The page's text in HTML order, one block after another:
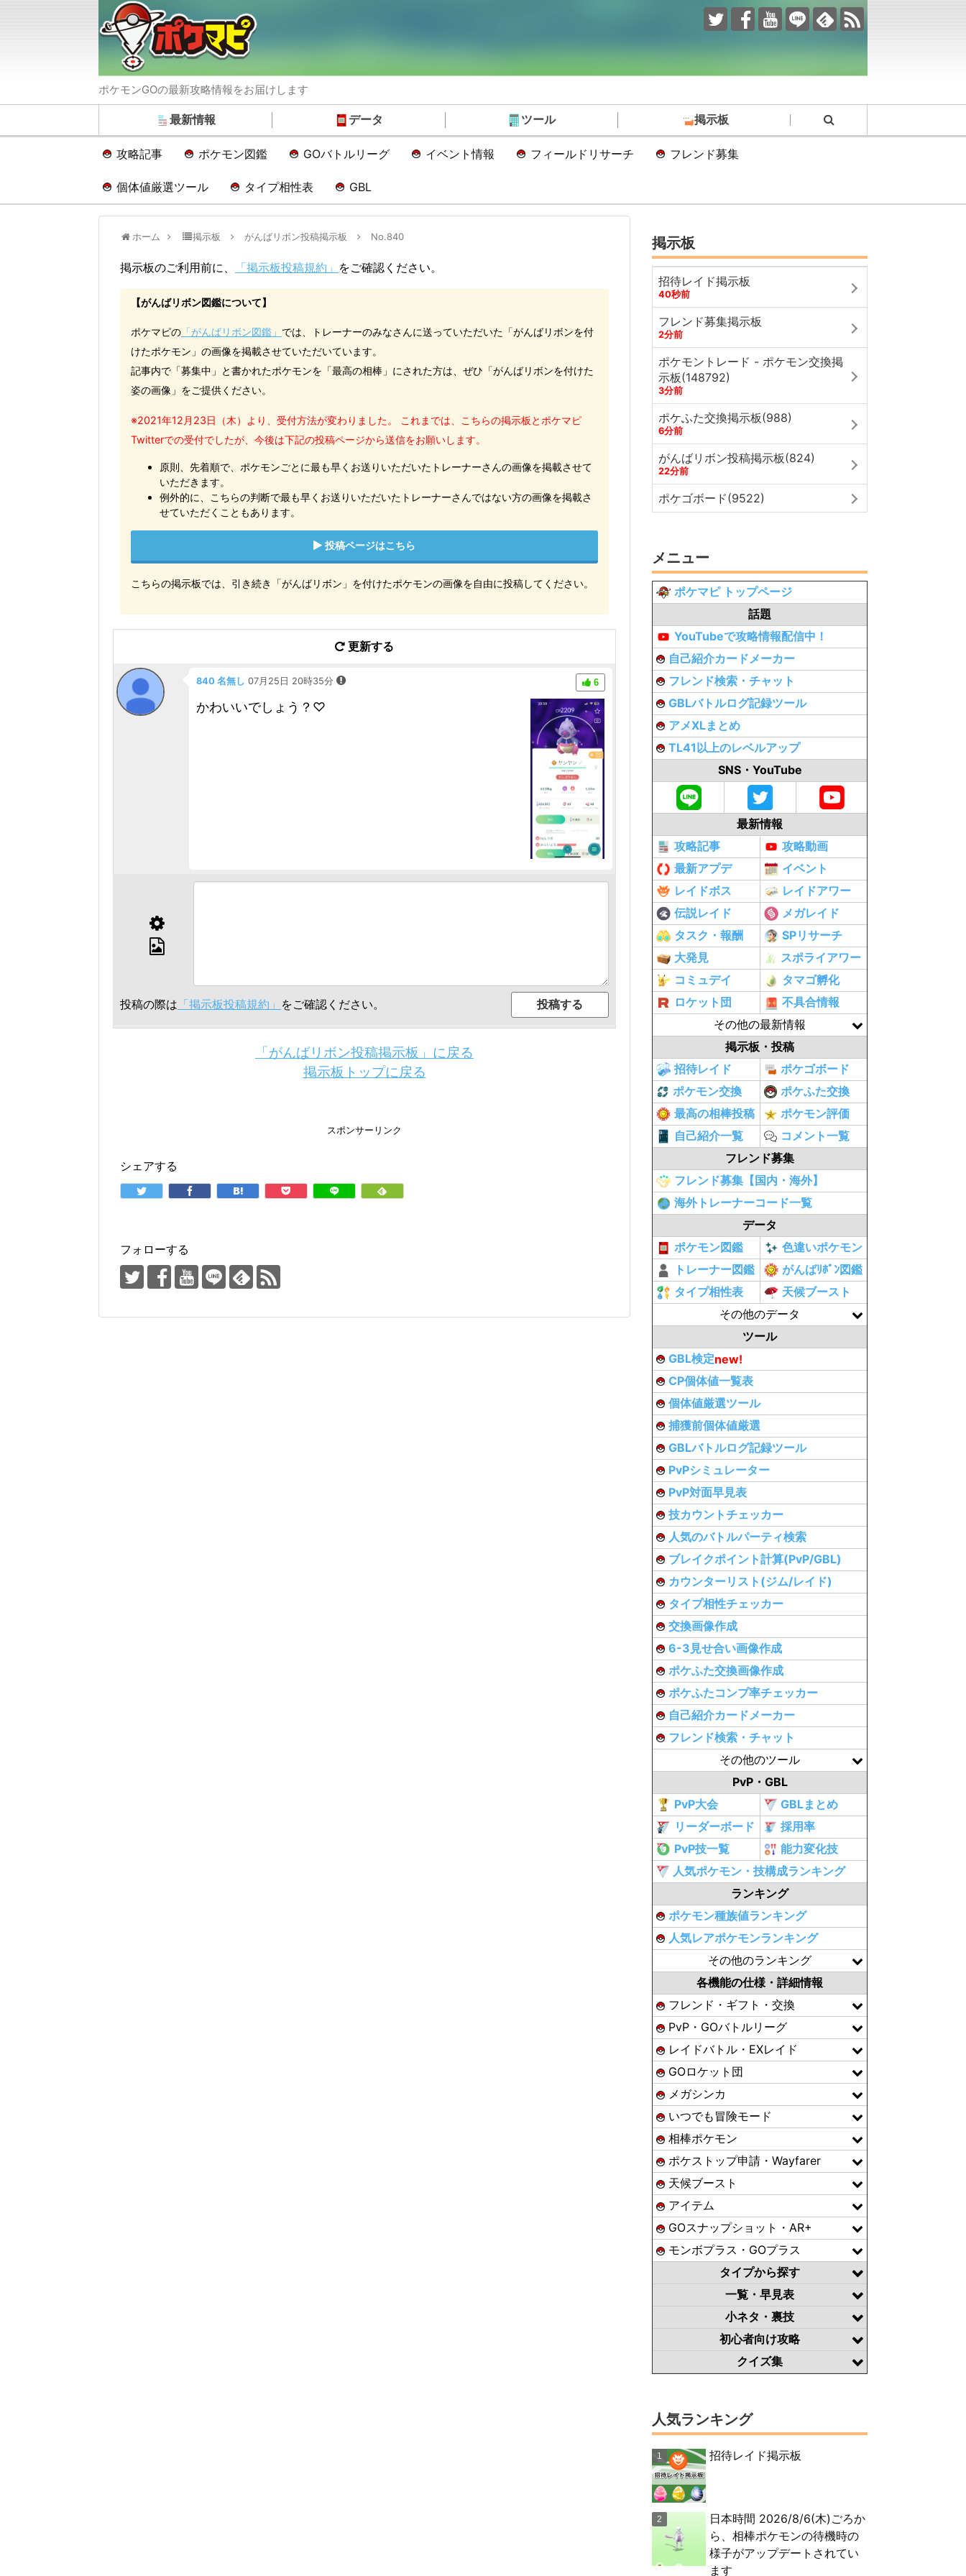
ポケモンGOの最新攻略情報をお届けします
最新情報 データ ツール 掲示板
攻略記事 ポケモン図鑑 GOバトルリーグ イベント情報 フィールドリサーチ フレンド募集
個体値厳選ツール タイプ相性表 GBL
ホーム 掲示板 がんばリボン投稿掲示板 No.840
掲示板のご利用前に、 「掲示板投稿規約」 をご確認ください。
【がんばリボン図鑑について】
ポケマピの 「がんばリボン図鑑」 では、トレーナーのみなさんに送っていただいた「がんばリボンを付
けたポケモン」の画像を掲載させていただいています。
記事内で「募集中」と書かれたポケモンを「最高の相棒」にされた方は、ぜひ「がんばリボンを付けた
姿の画像」をご提供ください。
※2021年12月23日（木）より、受付方法が変わりました。 これまでは、こちらの掲示板とポケマピ
Twitterでの受付でしたが、今後は下記の投稿ページから送信をお願いします。
原則、先着順で、ポケモンごとに最も早くお送りいただいたトレーナーさんの画像を掲載させて
いただきます。
例外的に、こちらの判断で最も早くお送りいただいたトレーナーさんではない方の画像を掲載さ
せていただくこともあります。
投稿ページはこちら
こちらの掲示板では、引き続き「がんばリボン」を付けたポケモンの画像を自由に投稿してください。
更新する
840 名無し 07月25日 20時35分 6
かわいいでしょう？♡
投稿の際は 「掲示板投稿規約」 をご確認ください。
「がんばリボン投稿掲示板」に戻る
掲示板トップに戻る
スポンサーリンク
シェアする
フォローする
掲示板
招待レイド掲示板
40秒前
フレンド募集掲示板
2分前
ポケモントレード - ポケモン交換掲
示板(148792)
3分前
ポケふた交換掲示板(988)
6分前
がんばリボン投稿掲示板(824)
22分前
ポケゴボード(9522)
メニュー
ポケマピ トップページ
話題
YouTubeで攻略情報配信中！
自己紹介カードメーカー
フレンド検索・チャット
GBLバトルログ記録ツール
アメXLまとめ
TL41以上のレベルアップ
SNS・YouTube
最新情報
攻略記事
攻略動画
最新アプデ
イベント
レイドボス
レイドアワー
伝説レイド
メガレイド
タスク・報酬
SPリサーチ
大発見
スポライアワー
コミュデイ
タマゴ孵化
ロケット団
不具合情報
その他の最新情報
掲示板・投稿
招待レイド
ポケゴボード
ポケモン交換
ポケふた交換
最高の相棒投稿
ポケモン評価
自己紹介一覧
コメント一覧
フレンド募集
フレンド募集【国内・海外】
海外トレーナーコード一覧
データ
ポケモン図鑑
色違いポケモン
トレーナー図鑑
がんばﾘﾎﾞﾝ図鑑
タイプ相性表
天候ブースト
その他のデータ
ツール
GBL検定new!
CP個体値一覧表
個体値厳選ツール
捕獲前個体値厳選
GBLバトルログ記録ツール
PvPシミュレーター
PvP対面早見表
技カウントチェッカー
人気のバトルパーティ検索
ブレイクポイント計算(PvP/GBL)
カウンターリスト(ジム/レイド)
タイプ相性チェッカー
交換画像作成
6-3見せ合い画像作成
ポケふた交換画像作成
ポケふたコンプ率チェッカー
自己紹介カードメーカー
フレンド検索・チャット
その他のツール
PvP・GBL
PvP大会
GBLまとめ
リーダーボード
採用率
PvP技一覧
能力変化技
人気ポケモン・技構成ランキング
ランキング
ポケモン種族値ランキング
人気レアポケモンランキング
その他のランキング
各機能の仕様・詳細情報
フレンド・ギフト・交換
PvP・GOバトルリーグ
レイドバトル・EXレイド
GOロケット団
メガシンカ
いつでも冒険モード
相棒ポケモン
ポケストップ申請・Wayfarer
天候ブースト
アイテム
GOスナップショット・AR+
モンボプラス・GOプラス
タイプから探す
一覧・早見表
小ネタ・裏技
初心者向け攻略
クイズ集
人気ランキング
招待レイド掲示板
日本時間 2026/8/6(木)ごろか
ら、相棒ポケモンの待機時の
様子がアップデートされてい
ます